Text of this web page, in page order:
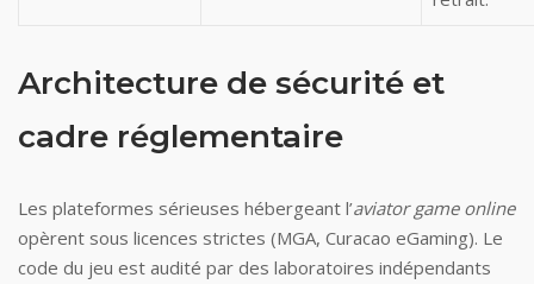
Architecture de sécurité et
cadre réglementaire
Les plateformes sérieuses hébergeant l’aviator game online
opèrent sous licences strictes (MGA, Curacao eGaming). Le
code du jeu est audité par des laboratoires indépendants